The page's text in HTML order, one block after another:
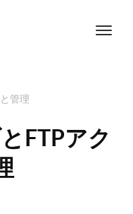
管理
FTPアク